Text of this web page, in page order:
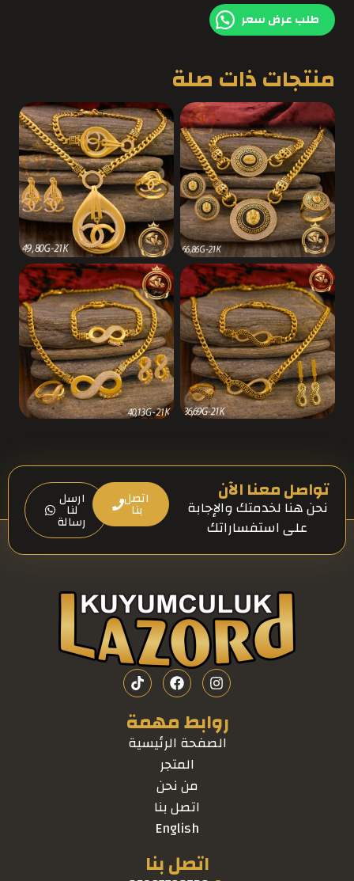
طلب عرض سعر
منتجات ذات صلة
تواصل معنا الآن
نحن هنا لخدمتك والإجابة
على استفساراتك
اتصل
بنا
ارسل
لنا
رسالة
روابط مهمة
الصفحة الرئيسية
المتجر
من نحن
اتصل بنا
English
اتصل بنا